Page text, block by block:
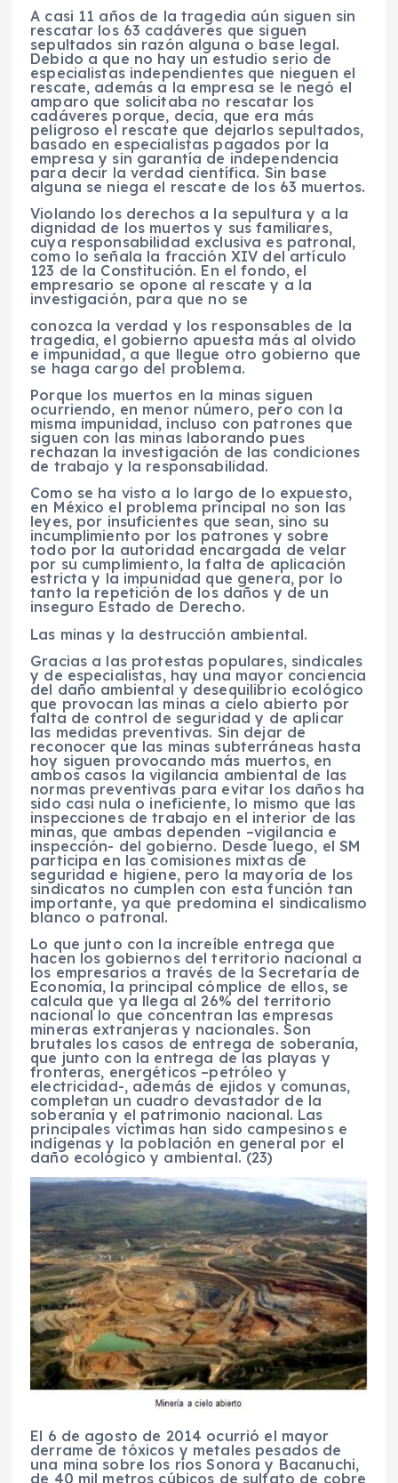
A casi 11 años de la tragedia aún siguen sin
rescatar los 63 cadáveres que siguen
sepultados sin razón alguna o base legal.
Debido a que no hay un estudio serio de
especialistas independientes que nieguen el
rescate, además a la empresa se le negó el
amparo que solicitaba no rescatar los
cadáveres porque, decía, que era más
peligroso el rescate que dejarlos sepultados,
basado en especialistas pagados por la
empresa y sin garantía de independencia
para decir la verdad científica. Sin base
alguna se niega el rescate de los 63 muertos.
Violando los derechos a la sepultura y a la
dignidad de los muertos y sus familiares,
cuya responsabilidad exclusiva es patronal,
como lo señala la fracción XIV del artículo
123 de la Constitución. En el fondo, el
empresario se opone al rescate y a la
investigación, para que no se
conozca la verdad y los responsables de la
tragedia, el gobierno apuesta más al olvido
e impunidad, a que llegue otro gobierno que
se haga cargo del problema.
Porque los muertos en la minas siguen
ocurriendo, en menor número, pero con la
misma impunidad, incluso con patrones que
siguen con las minas laborando pues
rechazan la investigación de las condiciones
de trabajo y la responsabilidad.
Como se ha visto a lo largo de lo expuesto,
en México el problema principal no son las
leyes, por insuficientes que sean, sino su
incumplimiento por los patrones y sobre
todo por la autoridad encargada de velar
por su cumplimiento, la falta de aplicación
estricta y la impunidad que genera, por lo
tanto la repetición de los daños y de un
inseguro Estado de Derecho.
Las minas y la destrucción ambiental.
Gracias a las protestas populares, sindicales
y de especialistas, hay una mayor conciencia
del daño ambiental y desequilibrio ecológico
que provocan las minas a cielo abierto por
falta de control de seguridad y de aplicar
las medidas preventivas. Sin dejar de
reconocer que las minas subterráneas hasta
hoy siguen provocando más muertos, en
ambos casos la vigilancia ambiental de las
normas preventivas para evitar los daños ha
sido casi nula o ineficiente, lo mismo que las
inspecciones de trabajo en el interior de las
minas, que ambas dependen –vigilancia e
inspección- del gobierno. Desde luego, el SM
participa en las comisiones mixtas de
seguridad e higiene, pero la mayoría de los
sindicatos no cumplen con esta función tan
importante, ya que predomina el sindicalismo
blanco o patronal.
Lo que junto con la increíble entrega que
hacen los gobiernos del territorio nacional a
los empresarios a través de la Secretaría de
Economía, la principal cómplice de ellos, se
calcula que ya llega al 26% del territorio
nacional lo que concentran las empresas
mineras extranjeras y nacionales. Son
brutales los casos de entrega de soberanía,
que junto con la entrega de las playas y
fronteras, energéticos –petróleo y
electricidad-, además de ejidos y comunas,
completan un cuadro devastador de la
soberanía y el patrimonio nacional. Las
principales víctimas han sido campesinos e
indígenas y la población en general por el
daño ecológico y ambiental. (23)
El 6 de agosto de 2014 ocurrió el mayor
derrame de tóxicos y metales pesados de
una mina sobre los ríos Sonora y Bacanuchi,
de 40 mil metros cúbicos de sulfato de cobre